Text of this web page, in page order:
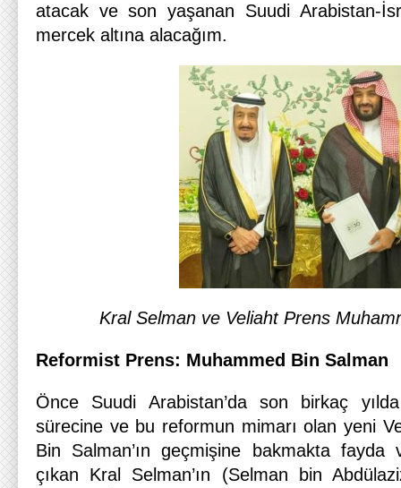
atacak ve son yaşanan Suudi Arabistan-
mercek altına alacağım.
Kral Selman ve Veliaht Prens
Reformist Prens: Muhammed Bin Salman
Önce Suudi Arabistan’da son birkaç
sürecine ve bu reformun mimarı olan yeni
Bin Salman’ın geçmişine bakmakta fayda
çıkan Kral Selman’ın (Selman bin